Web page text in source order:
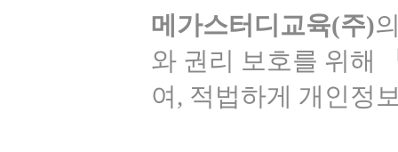
메가스터디교육(주)
와 권리 보호를 위해
여, 적법하게 개인정